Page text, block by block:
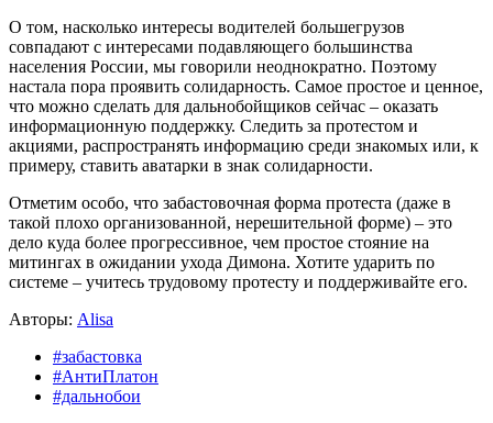
О том, насколько интересы водителей большегрузов
совпадают с интересами подавляющего большинства
населения России, мы говорили неоднократно. Поэтому
настала пора проявить солидарность. Самое простое и ценное,
что можно сделать для дальнобойщиков сейчас – оказать
информационную поддержку. Следить за протестом и
акциями, распространять информацию среди знакомых или, к
примеру, ставить аватарки в знак солидарности.
Отметим особо, что забастовочная форма протеста (даже в
такой плохо организованной, нерешительной форме) – это
дело куда более прогрессивное, чем простое стояние на
митингах в ожидании ухода Димона. Хотите ударить по
системе – учитесь трудовому протесту и поддерживайте его.
Авторы: Alisa
#забастовка
#АнтиПлатон
#дальнобои